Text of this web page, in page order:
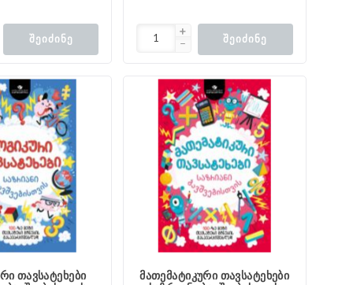
ᲨᲔᲘᲫᲘᲜᲔ ᲨᲔᲘᲫᲘᲜᲔ
თავსატეხები
მათემატიკური თავსატეხები